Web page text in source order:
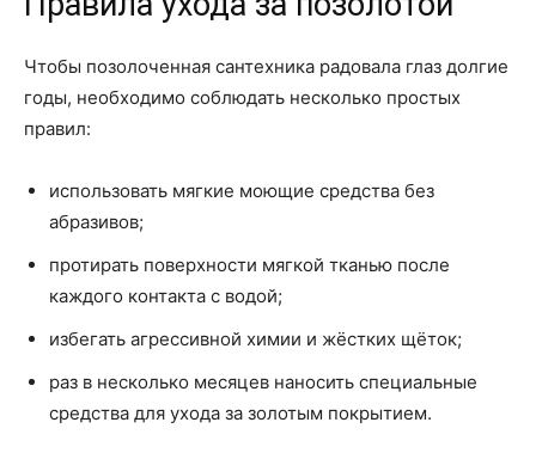
Чтобы позолоченная сантехника радовала глаз долгие
годы, необходимо соблюдать несколько простых
правил:
использовать мягкие моющие средства без
абразивов;
протирать поверхности мягкой тканью после
каждого контакта с водой;
избегать агрессивной химии и жёстких щёток;
раз в несколько месяцев наносить специальные
средства для ухода за золотым покрытием.